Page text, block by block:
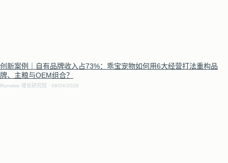
创新案例｜自有品牌收入占73%：乖宝宠物如何用6大经营打法重构品
牌、主粮与OEM组合？
Runwise 增长研究院 08/04/2026